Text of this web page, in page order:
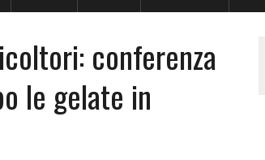
conferenza
le gelate in